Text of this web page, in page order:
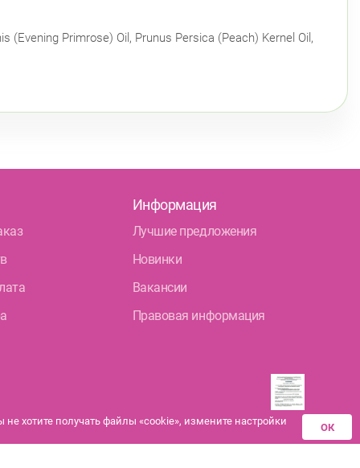
(Evening Primrose) Oil, Prunus Persica (Peach) Kernel Oil,
Информация
Лучшие предложения
Новинки
Вакансии
Правовая информация
Разрешения аптек-
партнеров на
хотите получать файлы «cookie», измените настройки
ОК